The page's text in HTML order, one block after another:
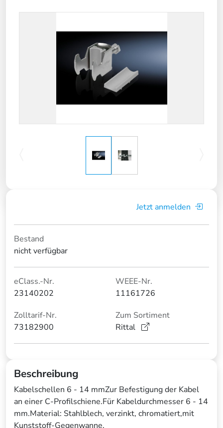
Jetzt anmelden
Bestand
nicht verfügbar
eClass.-Nr.
23140202
WEEE-Nr.
11161726
Zolltarif-Nr.
73182900
Zum Sortiment
Rittal
Beschreibung
Kabelschellen 6 - 14 mmZur Befestigung der Kabel
an einer C-Profilschiene.Für Kabeldurchmesser 6 - 14
mm.Material: Stahlblech, verzinkt, chromatiert,mit
Kunststoff-Gegenwanne.